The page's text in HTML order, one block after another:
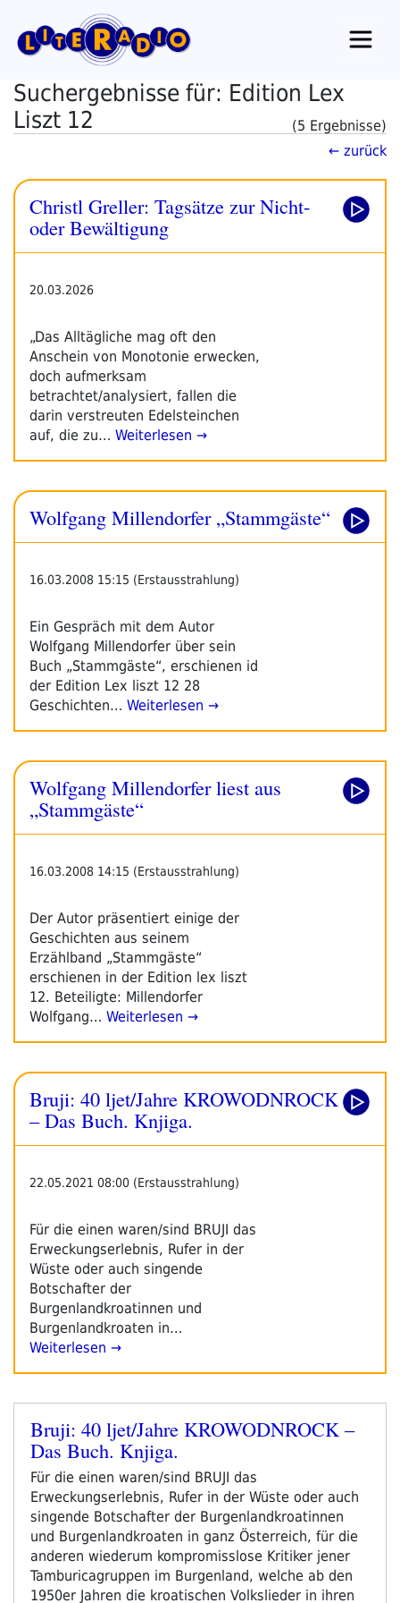
Inhalt
springen
Suchergebnisse für: Edition Lex
Liszt 12
(5 Ergebnisse)
← zurück
Christl Greller: Tagsätze zur Nicht-
oder Bewältigung
20.03.2026
„Das Alltägliche mag oft den
Anschein von Monotonie erwecken,
doch aufmerksam
betrachtet/analysiert, fallen die
darin verstreuten Edelsteinchen
auf, die zu… Weiterlesen →
Wolfgang Millendorfer „Stammgäste“
16.03.2008 15:15 (Erstausstrahlung)
Ein Gespräch mit dem Autor
Wolfgang Millendorfer über sein
Buch „Stammgäste“, erschienen id
der Edition Lex liszt 12 28
Geschichten… Weiterlesen →
Wolfgang Millendorfer liest aus
„Stammgäste“
16.03.2008 14:15 (Erstausstrahlung)
Der Autor präsentiert einige der
Geschichten aus seinem
Erzählband „Stammgäste“
erschienen in der Edition lex liszt
12. Beteiligte: Millendorfer
Wolfgang… Weiterlesen →
Bruji: 40 ljet/Jahre KROWODNROCK
– Das Buch. Knjiga.
22.05.2021 08:00 (Erstausstrahlung)
Für die einen waren/sind BRUJI das
Erweckungserlebnis, Rufer in der
Wüste oder auch singende
Botschafter der
Burgenlandkroatinnen und
Burgenlandkroaten in…
Weiterlesen →
Veröffentlicht
am
Bruji: 40 ljet/Jahre KROWODNROCK –
Das Buch. Knjiga.
Für die einen waren/sind BRUJI das
Erweckungserlebnis, Rufer in der Wüste oder auch
singende Botschafter der Burgenlandkroatinnen
und Burgenlandkroaten in ganz Österreich, für die
anderen wiederum kompromisslose Kritiker jener
Tamburicagruppen im Burgenland, welche ab den
1950er Jahren die kroatischen Volkslieder in ihren